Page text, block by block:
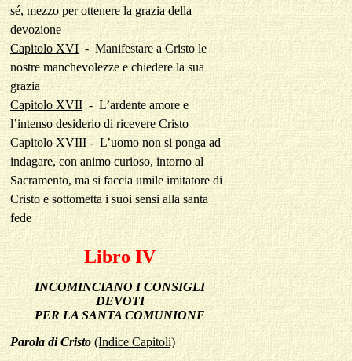
sé, mezzo per ottenere la grazia della
devozione
Capitolo XVI - Manifestare a Cristo le
nostre manchevolezze e chiedere la sua
grazia
Capitolo XVII - L’ardente amore e
l’intenso desiderio di ricevere Cristo
Capitolo XVIII - L’uomo non si ponga ad
indagare, con animo curioso, intorno al
Sacramento, ma si faccia umile imitatore di
Cristo e sottometta i suoi sensi alla santa
fede
Libro IV
INCOMINCIANO I CONSIGLI
DEVOTI
PER LA SANTA COMUNIONE
Parola di Cristo (Indice Capitoli)